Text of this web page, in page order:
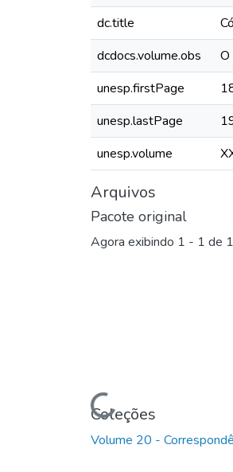
dc.title
dcdocs.volume.obs
O
unesp.firstPage
unesp.lastPage
unesp.volume
Arquivos
Pacote original
Agora exibindo 1 - 1 de 1
Carregando...
Coleções
Volume 20 -